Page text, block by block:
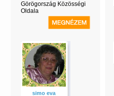
Görögország Közösségi
Oldala
simo eva